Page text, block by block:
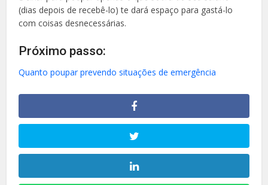
(dias depois de recebê-lo) te dará espaço para gastá-lo
com coisas desnecessárias.
Próximo passo:
Quanto poupar prevendo situações de emergência